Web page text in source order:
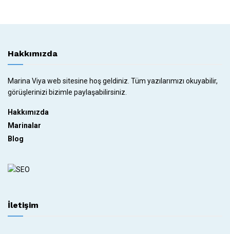
Hakkımızda
Marina Viya web sitesine hoş geldiniz. Tüm yazılarımızı okuyabilir,
görüşlerinizi bizimle paylaşabilirsiniz.
Hakkımızda
Marinalar
Blog
İletişim